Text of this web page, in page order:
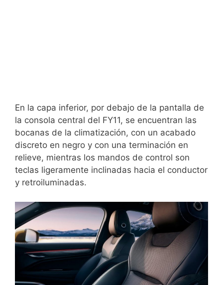
En la capa inferior, por debajo de la pantalla de
la consola central del FY11, se encuentran las
bocanas de la climatización, con un acabado
discreto en negro y con una terminación en
relieve, mientras los mandos de control son
teclas ligeramente inclinadas hacia el conductor
y retroiluminadas.